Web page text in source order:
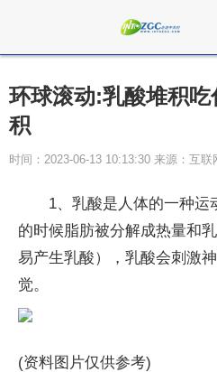
环球滚动:乳酸堆积
积
时间：2023-06-13 10:13:30 来源：互联
1、乳酸是人体的一种运
的时候脂肪被分解成热量和
易产生乳酸），乳酸会刺激
觉。
(资料图片仅供参考)